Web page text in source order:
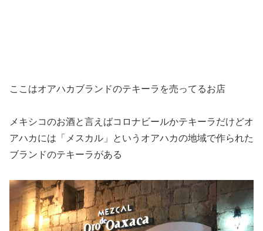
ここはオアハカブランドのテキーラを売ってるお店
メキシコのお酒と言えばコロナビールかテキーラだけどオ
アハカには「メスカル」というオアハカの地域で作られた
ブランドのテキーラがある